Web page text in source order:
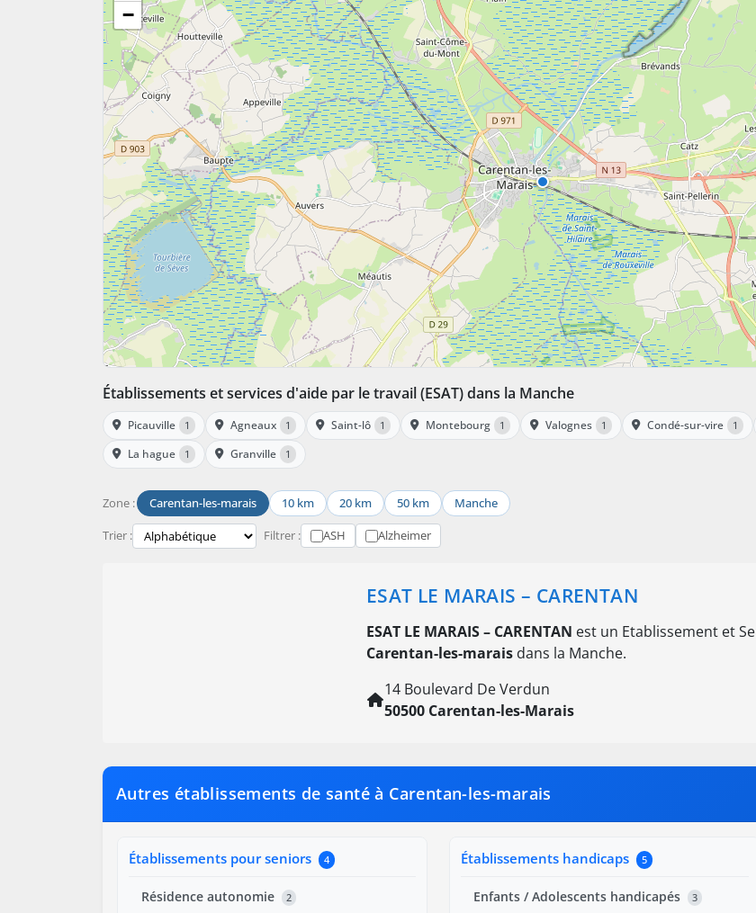
−
Établissements et services d'aide par le travail (ESAT) dans la Manche
Picauville 1 Agneaux 1 Saint-lô 1 Montebourg 1 Valognes 1 Condé-sur-vire 1
La hague 1 Granville 1
Zone : Carentan-les-marais 10 km 20 km 50 km Manche
Trier : Filtrer : ASH Alzheimer
ESAT LE MARAIS – CARENTAN
ESAT LE MARAIS – CARENTAN est un Etablissement et
Carentan-les-marais dans la Manche.
14 Boulevard De Verdun
50500 Carentan-les-Marais
Autres établissements de santé à Carentan-les-marais
Établissements pour seniors 4
Résidence autonomie 2
Établissements handicaps 5
Enfants / Adolescents handicapés 3